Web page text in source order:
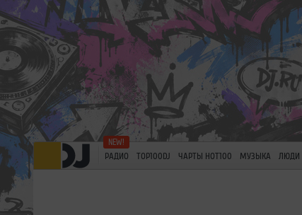
РАДИО TOP100DJ ЧАРТЫ HOT100 МУЗЫКА ЛЮДИ